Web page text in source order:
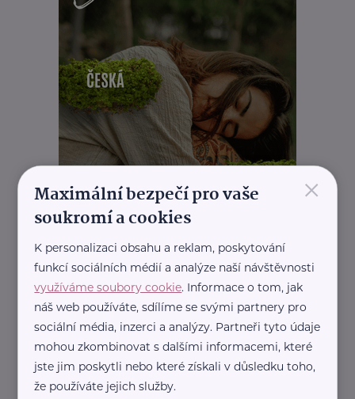
REKLAMA
×
Maximální bezpečí pro vaše
soukromí a cookies
K personalizaci obsahu a reklam, poskytování
funkcí sociálních médií a analýze naší návštěvnosti
využíváme soubory cookie. Informace o tom, jak
náš web používáte, sdílíme se svými partnery pro
sociální média, inzerci a analýzy. Partneři tyto údaje
mohou zkombinovat s dalšími informacemi, které
jste jim poskytli nebo které získali v důsledku toho,
že používáte jejich služby.